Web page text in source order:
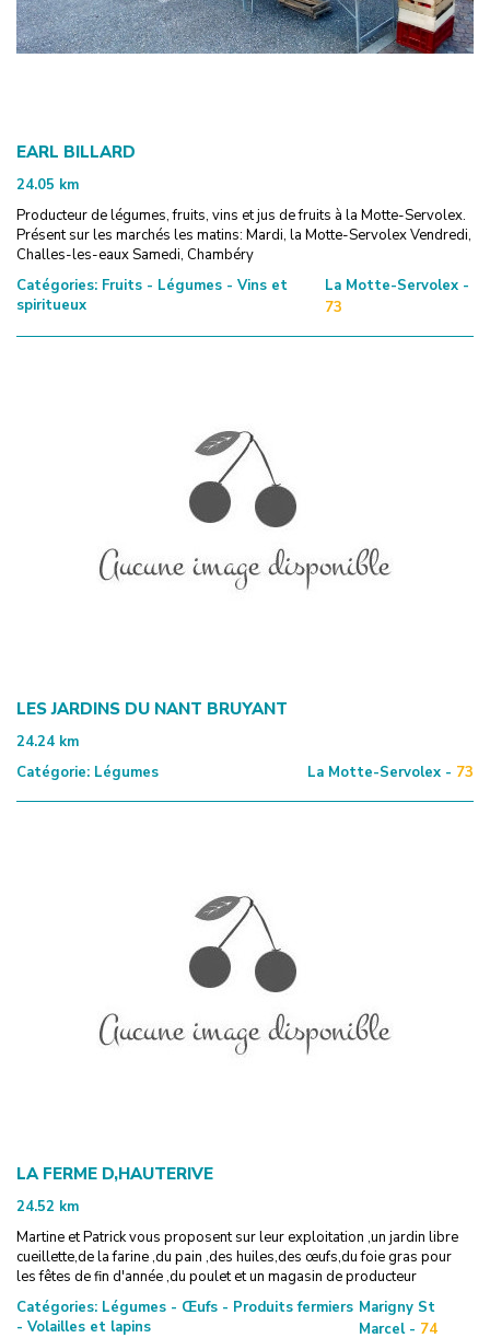
EARL BILLARD
24.05 km
Producteur de légumes, fruits, vins et jus de fruits à la Motte-Servolex.
Présent sur les marchés les matins: Mardi, la Motte-Servolex Vendredi,
Challes-les-eaux Samedi, Chambéry
Catégories: Fruits - Légumes - Vins et
spiritueux
La Motte-Servolex -
73
LES JARDINS DU NANT BRUYANT
24.24 km
Catégorie: Légumes La Motte-Servolex - 73
LA FERME D,HAUTERIVE
24.52 km
Martine et Patrick vous proposent sur leur exploitation ,un jardin libre
cueillette,de la farine ,du pain ,des huiles,des œufs,du foie gras pour
les fêtes de fin d'année ,du poulet et un magasin de producteur
Catégories: Légumes - Œufs - Produits fermiers
- Volailles et lapins
Marigny St
Marcel - 74